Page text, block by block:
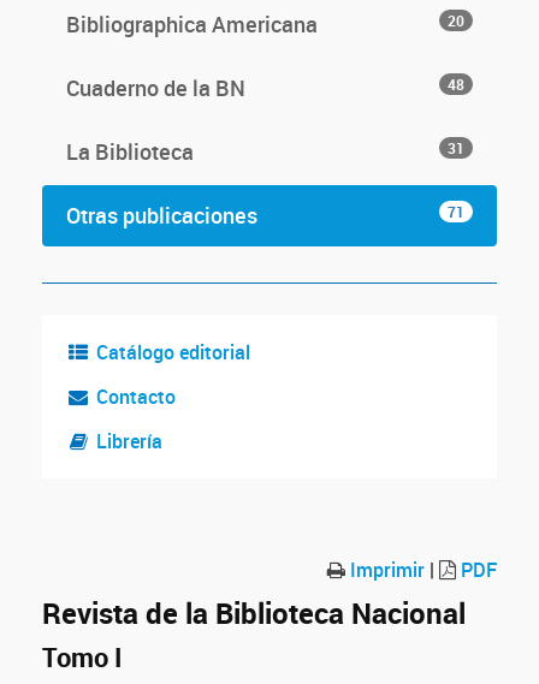
Bibliographica Americana 20
Cuaderno de la BN 48
La Biblioteca 31
Otras publicaciones 71
Catálogo editorial
Contacto
Librería
Imprimir | PDF
Revista de la Biblioteca Nacional
Tomo I